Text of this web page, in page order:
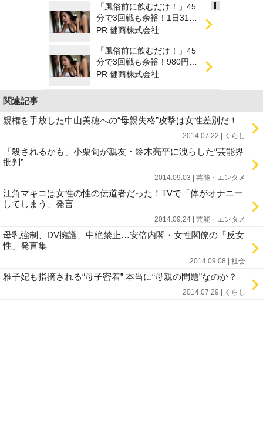
by
「風俗前に飲むだけ！」45
分で3回戦も余裕！1日31円
で朝まで絶好調
PR 健商株式会社
「風俗前に飲むだけ！」45
分で3回戦も余裕！980円で
朝まで絶好調
PR 健商株式会社
関連記事
親権を手放した中山美穂への“母親失格”攻撃は女性差別だ！
2014.07.22 | くらし
「殺されるかも」小栗旬が親友・鈴木亮平に洩らした“芸能界
批判”
2014.09.03 | 芸能・エンタメ
江角マキコは女性の性の伝道者だった！TVで「体がオナニー
してしまう」発言
2014.09.24 | 芸能・エンタメ
母乳強制、DV擁護、中絶禁止…安倍内閣・女性閣僚の「反女
性」発言集
2014.09.08 | 社会
雅子妃も指摘される“母子密着” 本当に“母親の問題”なのか？
2014.07.29 | くらし